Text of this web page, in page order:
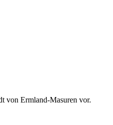
von Ermland-Masuren vor.